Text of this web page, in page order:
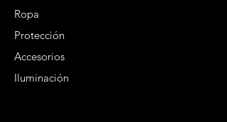
Ropa
Protección
Accesorios
Iluminación